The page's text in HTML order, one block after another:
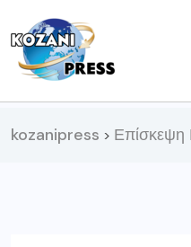
kozanipress > Επίσκεψη